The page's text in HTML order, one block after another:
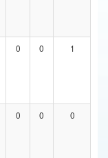
0 0 1
0 0 0